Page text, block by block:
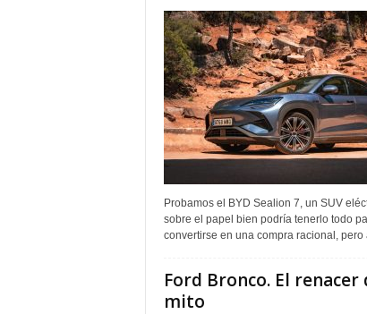
Probamos el BYD Sealion 7, un SUV
sobre el papel bien podría tenerlo todo
convertirse en una compra racional, pero
Ford Bronco. El renacer
mito